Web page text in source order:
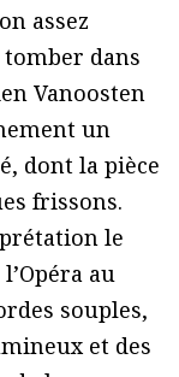
assez
dans
Vanoosten
un
dont la pièce
frissons.
le
au
souples,
et des